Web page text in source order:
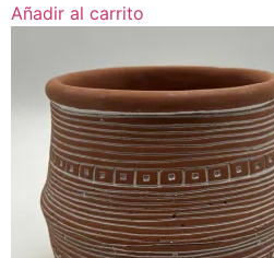
Añadir al carrito